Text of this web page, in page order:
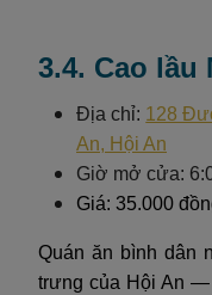
3.4. Cao lầu
Địa chỉ: 128
An, Hội An
Giờ mở cửa:
Giá: 35.000
Quán ăn bình dân
trưng của Hội An